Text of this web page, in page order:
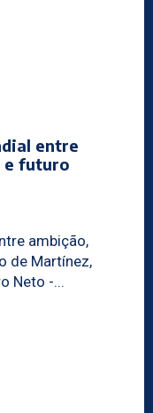
entre
e futuro
ambição,
de Martínez,
Pedro Neto -...